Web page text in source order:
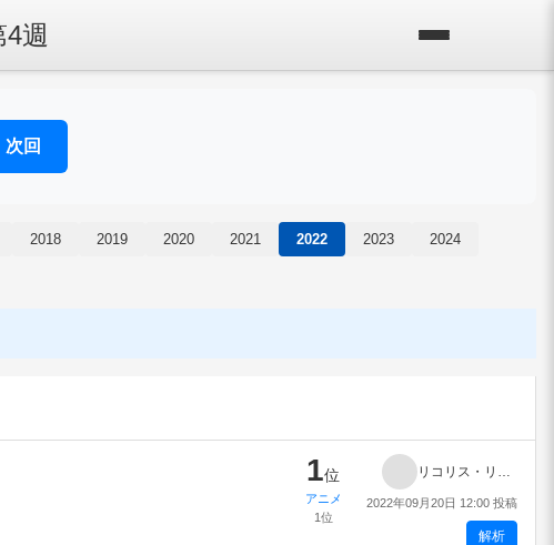
週
次回
2018 2019 2020 2021 2022 2023 2024
1位
アニメ
1位
リコリス・リコイル
2022年09月20日 12:00 投稿
解析